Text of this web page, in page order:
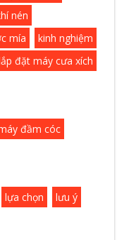
nén
mía
kinh nghiệm
đặt máy cưa xích
đầm cóc
lựa chọn
lưu ý